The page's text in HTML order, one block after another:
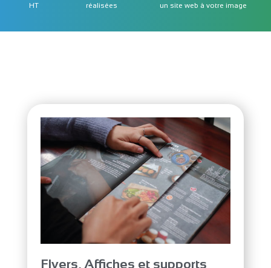
HT
réalisées
un site web à votre image
Flyers, Affiches et supports